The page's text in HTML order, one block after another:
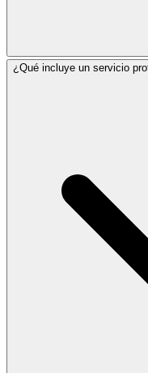
¿Qué incluye un servicio